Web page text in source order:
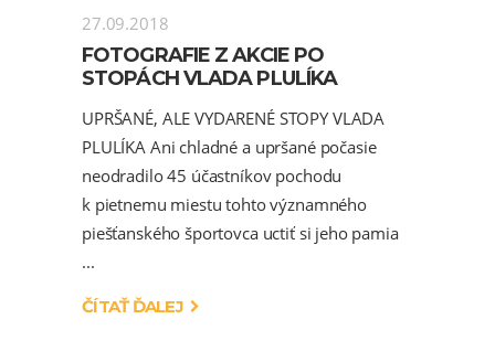
27.09.2018
FOTOGRAFIE Z AKCIE PO
STOPÁCH VLADA PLULÍKA
UPRŠANÉ, ALE VYDARENÉ STOPY VLADA
PLULÍKA Ani chladné a upršané počasie
neodradilo 45 účastníkov pochodu
k pietnemu miestu tohto významného
piešťanského športovca uctiť si jeho pamia
ČÍTAŤ ĎALEJ